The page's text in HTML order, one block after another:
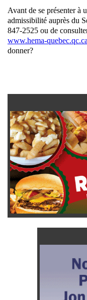
Avant de se présenter à
admissibilité auprès du
847-2525 ou de
www.hema-
donner?